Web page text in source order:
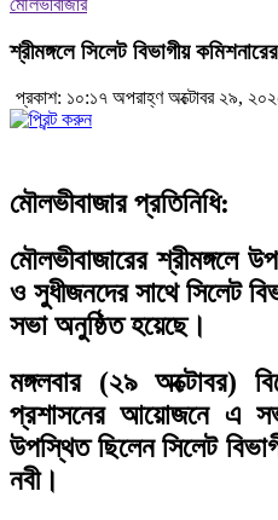
মৌলভীবাজার
শ্রীমঙ্গলে সিলেট বিভাগীয়
প্রকাশ: ১০:১৭ অপরাহ্ণ অক্টোবর ২৯,
মৌলভীবাজার প্রতিনিধি:
মৌলভীবাজারের শ্রীমঙ্গলে
ও সুধীজনদের সাথে সিলেট
সভা অনুষ্ঠিত হয়েছে।
মঙ্গলবার (২৯ অক্টোবর)
প্রশাসনের আয়োজনে এ
উপস্থিত ছিলেন সিলেট
নবী।